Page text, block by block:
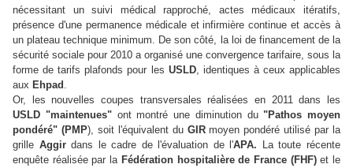
nécessitant un suivi médical rapproché, actes médicaux itératifs,
présence d'une permanence médicale et infirmière continue et accès à
un plateau technique minimum. De son côté, la loi de financement de la
sécurité sociale pour 2010 a organisé une convergence tarifaire, sous la
forme de tarifs plafonds pour les USLD, identiques à ceux applicables
aux Ehpad .
Or, les nouvelles coupes transversales réalisées en 2011 dans les
USLD "maintenues"ont montré une diminution du "Pathos moyen
pondéré" (PMP), soit l'équivalent du GIRmoyen pondéré utilisé par la
grille Aggirdans le cadre de l'évaluation de l'APA. La toute récente
enquête réalisée par la Fédération hospitalière de France (FHF)et le